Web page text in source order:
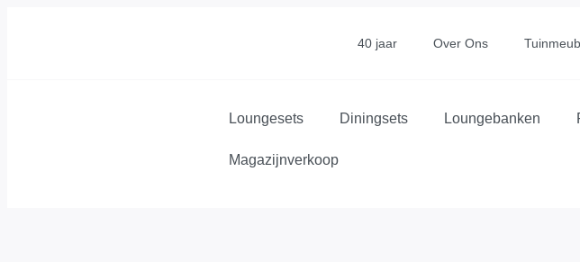
40 jaar Over Ons
Loungesets Diningsets Loungebanken
Magazijnverkoop